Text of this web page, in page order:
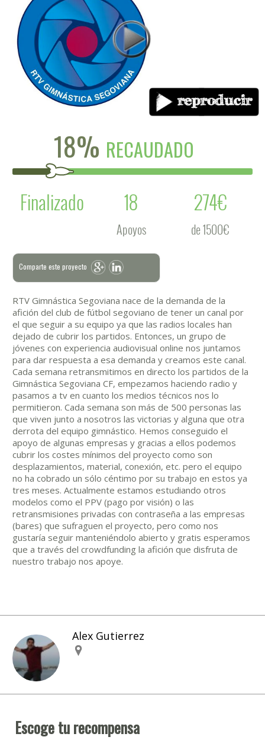
18% RECAUDADO
Finalizado
18
Apoyos
274€
de 1500€
Comparte este proyecto
RTV Gimnástica Segoviana nace de la demanda de la
afición del club de fútbol segoviano de tener un canal por
el que seguir a su equipo ya que las radios locales han
dejado de cubrir los partidos. Entonces, un grupo de
jóvenes con experiencia audiovisual online nos juntamos
para dar respuesta a esa demanda y creamos este canal.
Cada semana retransmitimos en directo los partidos de la
Gimnástica Segoviana CF, empezamos haciendo radio y
pasamos a tv en cuanto los medios técnicos nos lo
permitieron. Cada semana son más de 500 personas las
que viven junto a nosotros las victorias y alguna que otra
derrota del equipo gimnástico. Hemos conseguido el
apoyo de algunas empresas y gracias a ellos podemos
cubrir los costes mínimos del proyecto como son
desplazamientos, material, conexión, etc. pero el equipo
no ha cobrado un sólo céntimo por su trabajo en estos ya
tres meses. Actualmente estamos estudiando otros
modelos como el PPV (pago por visión) o las
retransmisiones privadas con contraseña a las empresas
(bares) que sufraguen el proyecto, pero como nos
gustaría seguir manteniéndolo abierto y gratis esperamos
que a través del crowdfunding la afición que disfruta de
nuestro trabajo nos apoye.
Alex Gutierrez
Escoge tu recompensa